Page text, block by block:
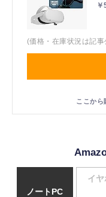
(価格・在庫状況は記
ノートPC
イヤ